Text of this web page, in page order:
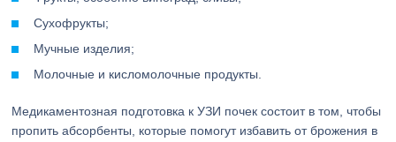
Сухофрукты;
Мучные изделия;
Молочные и кисломолочные продукты.
Медикаментозная подготовка к УЗИ почек состоит в том, чтобы
пропить абсорбенты, которые помогут избавить от брожения в